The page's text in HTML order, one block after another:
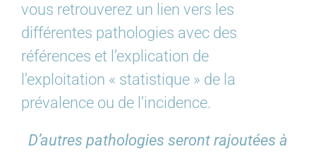
vous retrouverez un lien vers les
différentes pathologies avec des
références et l’explication de
l’exploitation « statistique » de la
prévalence ou de l’incidence.
D’autres pathologies seront rajoutées à